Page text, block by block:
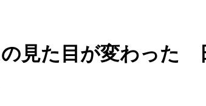
見た目が変わった